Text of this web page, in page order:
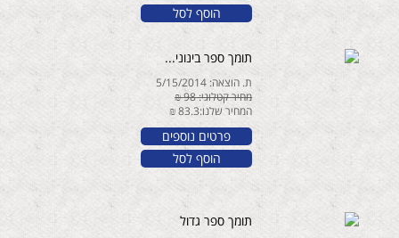
הוסף לסל
תומך ספר בינוני...
ת. הוצאה: 5/15/2014
מחיר קטלוגי: 98 ₪
המחיר שלנו:83.3 ₪
פרטים נוספים
הוסף לסל
תומך ספר גדול